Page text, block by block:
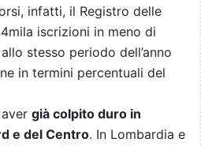
infatti, il Registro delle
iscrizioni in meno di
stesso periodo dell’anno
in termini percentuali del
già colpito duro in
e del Centro. In Lombardia e